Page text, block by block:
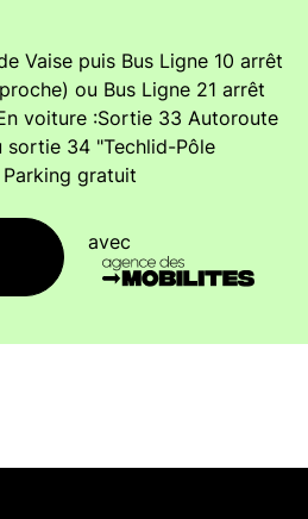
Vaise puis Bus Ligne 10 arrêt
ou Bus Ligne 21 arrêt
voiture :Sortie 33 Autoroute
sortie 34 "Techlid-Pôle
gratuit
avec